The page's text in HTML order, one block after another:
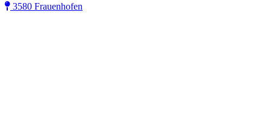
3580 Frauenhofen